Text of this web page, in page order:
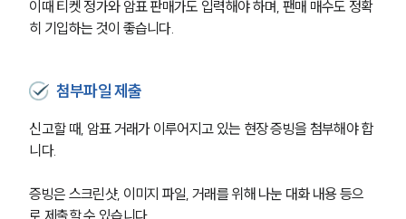
이때 티켓 정가와 암표 판매가도 입력해야 하며, 팬매 매수도 정확
히 기입하는 것이 좋습니다.
첨부파일 제출
신고할 때, 암표 거래가 이루어지고 있는 현장 증빙을 첨부해야 합
니다.
증빙은 스크린샷, 이미지 파일, 거래를 위해 나눈 대화 내용 등으
로 제출할 수 있습니다.